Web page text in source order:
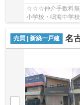
☆☆☆仲介手数料無
小学校・鳴海中学校
売買 | 新築一戸建 名古屋